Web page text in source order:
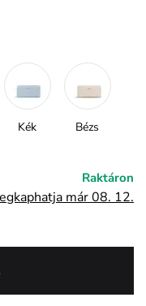
Kék Bézs
Raktáron
már 08. 12.